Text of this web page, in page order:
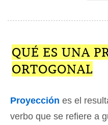
QUÉ ES UNA
ORTOGONAL
Proyección es el
verbo que se refiere a